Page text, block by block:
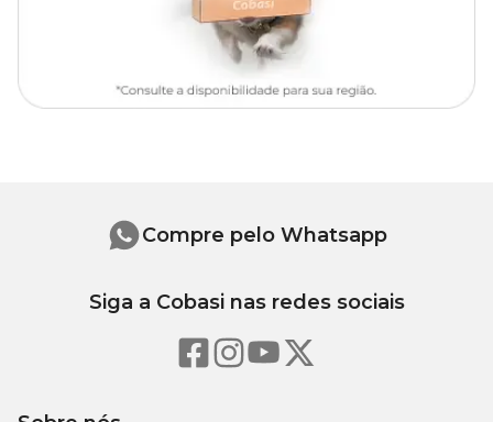
Largura: 39cm
Compre pelo Whatsapp
Siga a Cobasi nas redes sociais